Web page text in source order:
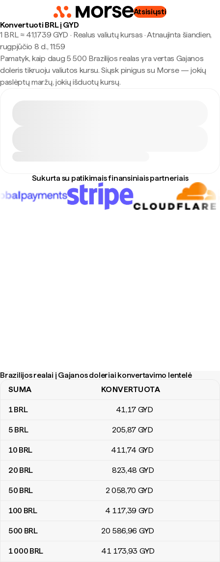
Atsisiųsti
Konvertuoti BRL į GYD
1 BRL ≈ 41,1739 GYD · Realus valiutų kursas ·Atnaujinta šiandien,
rugpjūčio 8 d., 11:59
Pamatyk, kaip daug 5 500 Brazilijos realas yra vertas Gajanos
doleris tikruoju valiutos kursu. Siųsk pinigus su Morse — jokių
paslėptų maržų, jokių išduotų kursų.
Sukurta su patikimais finansiniais partneriais
Brazilijos realai į Gajanos doleriai konvertavimo lentelė
Brazilijos realai į Gajanos doleriai konvertavimo lentelė
SUMA KONVERTUOTA
1BRL 41,17 GYD
5 BRL 205,87 GYD
10 BRL 411,74 GYD
20 BRL 823,48 GYD
50 BRL 2 058,70 GYD
100 BRL 4 117,39 GYD
500 BRL 20 586,96 GYD
1 000 BRL 41 173,93 GYD